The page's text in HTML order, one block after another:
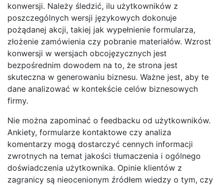
konwersji. Należy śledzić, ilu użytkowników z
poszczególnych wersji językowych dokonuje
pożądanej akcji, takiej jak wypełnienie formularza,
złożenie zamówienia czy pobranie materiałów. Wzrost
konwersji w wersjach obcojęzycznych jest
bezpośrednim dowodem na to, że strona jest
skuteczna w generowaniu biznesu. Ważne jest, aby te
dane analizować w kontekście celów biznesowych
firmy.
Nie można zapominać o feedbacku od użytkowników.
Ankiety, formularze kontaktowe czy analiza
komentarzy mogą dostarczyć cennych informacji
zwrotnych na temat jakości tłumaczenia i ogólnego
doświadczenia użytkownika. Opinie klientów z
zagranicy są nieocenionym źródłem wiedzy o tym, czy